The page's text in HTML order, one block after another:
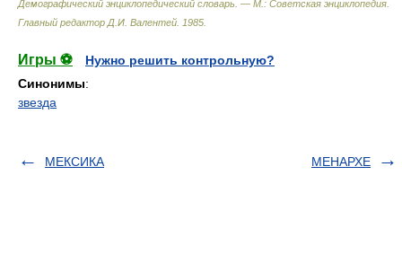
Демографический энциклопедический словарь. — М.: Советская энциклопедия
Главный редактор Д.И. Валентей 1985
Игры ⚽
Нужно решить контрольную?
Синонимы:
звезда
МЕКСИКА МЕНАРХЕ